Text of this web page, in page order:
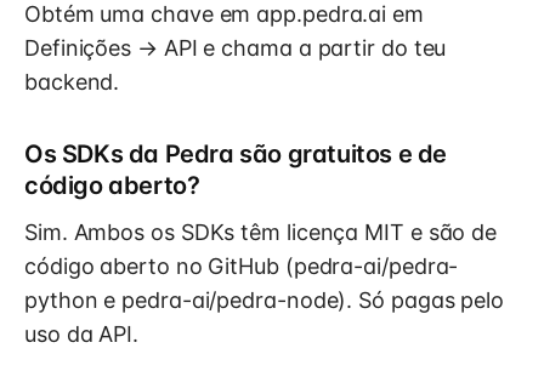
Obtém uma chave em app.pedra.ai em
Definições → API e chama a partir do teu
backend.
Os SDKs da Pedra são gratuitos e de
código aberto?
Sim. Ambos os SDKs têm licença MIT e são de
código aberto no GitHub (pedra-ai/pedra-
python e pedra-ai/pedra-node). Só pagas pelo
uso da API.